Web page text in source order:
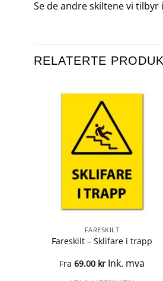
Se de andre skiltene vi tilbyr
RELATERTE
FARESKILT
Fareskilt – Sklifare i trapp
Fra 69.00 kr Ink. mva